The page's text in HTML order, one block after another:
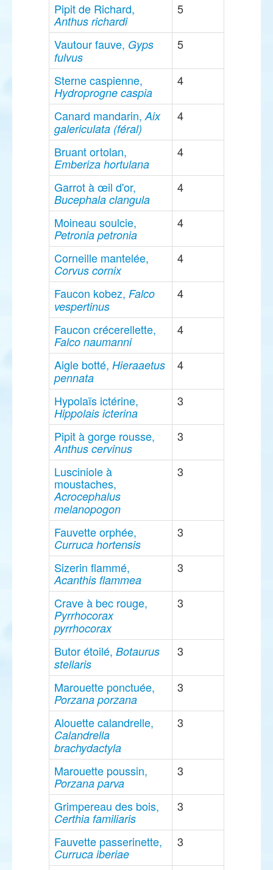
Pipit de Richard,
Anthus richardi
5
Vautour fauve, Gyps
fulvus
5
Sterne caspienne,
Hydroprogne caspia
4
Canard mandarin,Aix
galericulata (féral)
4
Bruant ortolan,
Emberiza hortulana
4
Garrot à œil d'or,
Bucephala clangula
4
Moineau soulcie,
Petronia petronia
4
Corneille mantelée,
Corvus cornix
4
Faucon kobez, Falco
vespertinus
4
Faucon crécerellette,
Falco naumanni
4
Aigle botté, Hieraaetus
pennata
4
Hypolaïs ictérine,
Hippolais icterina
3
Pipit à gorge rousse,
Anthus cervinus
3
Lusciniole à
moustaches,
Acrocephalus
melanopogon
3
Fauvette orphée,
Curruca hortensis
3
Sizerin flammé,
Acanthis flammea
3
Crave à bec rouge,
Pyrrhocorax
pyrrhocorax
3
Butor étoilé, Botaurus
stellaris
3
Marouette ponctuée,
Porzana porzana
3
Alouette calandrelle,
Calandrella
brachydactyla
3
Marouette poussin,
Porzana parva
3
Grimpereau des bois,
Certhia familiaris
3
Fauvette passerinette,
Curruca iberiae
3